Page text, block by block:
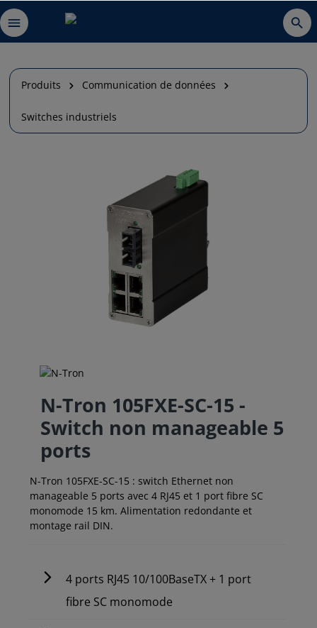
Produits Communication de données
Switches industriels
N-Tron 105FXE-SC-15 -
Switch non manageable 5
ports
N-Tron 105FXE-SC-15 : switch Ethernet non
manageable 5 ports avec 4 RJ45 et 1 port fibre SC
monomode 15 km. Alimentation redondante et
montage rail DIN.
4 ports RJ45 10/100BaseTX + 1 port
fibre SC monomode